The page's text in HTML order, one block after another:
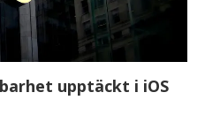
upptäckt i iOS